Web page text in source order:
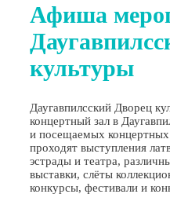
Афиша
культуры
Даугавпилсский Дворец
концертный зал в
и посещаемых концертных
проходят выступления
эстрады и театра,
выставки, слёты
конкурсы, фестивали и